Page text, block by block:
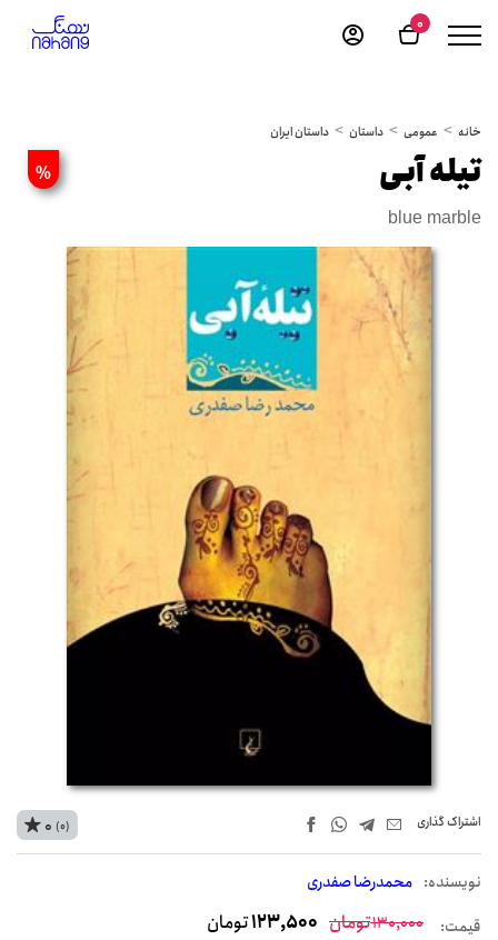
0
خانه عمومی داستان داستان ایران
% تیله آبی
blue marble
اشتراک‌ گذاری
نويسنده: محمدرضا صفدری
0 (0)
قیمت: 130,000تومان 123,500تومان